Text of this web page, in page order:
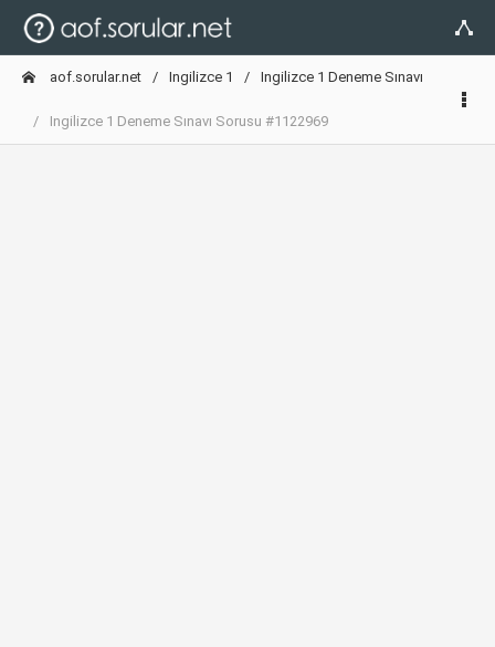
aof.sorular.net Ingilizce 1 Ingilizce 1 Deneme Sınavı
Ingilizce 1 Deneme Sınavı Sorusu #1122969